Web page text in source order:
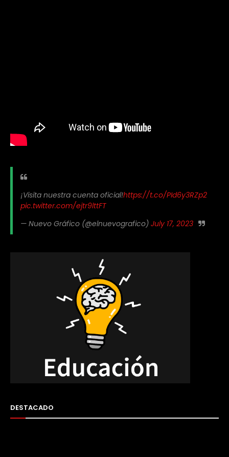
¡Visita nuestra cuenta oficial!https://t.co/PId6y3RZp2
pic.twitter.com/ejtr9lttFT
— Nuevo Gráfico (@elnuevografico) July 17, 2023
DESTACADO